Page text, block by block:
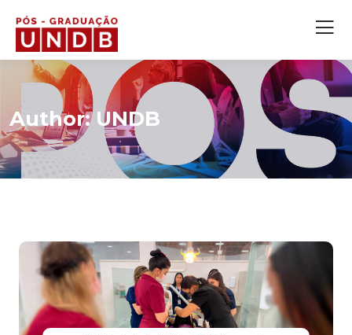
Author:UNDB